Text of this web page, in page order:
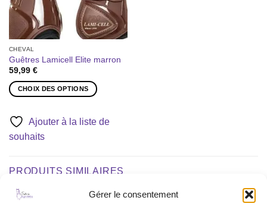
Gérer le consentement
CHEVAL
Guêtres Lamicell Elite marron
59,99 €
CHOIX DES OPTIONS
produit
a
plusieurs
Les
peuvent
être
Ajouter à la liste de
souhaits
PRODUITS SIMILAIRES